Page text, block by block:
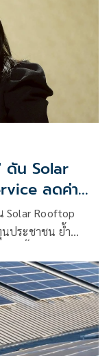
ดัน Solar
ลดค่า
Solar Rooftop
ประชาชน ย้ำ